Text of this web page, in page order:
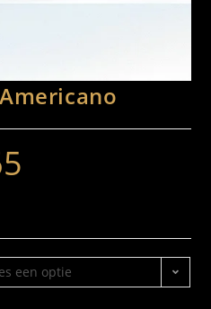
een optie